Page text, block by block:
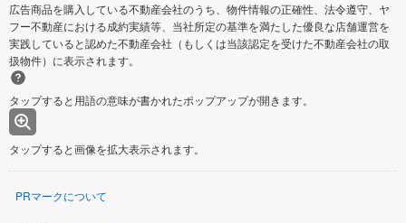
広告商品を購入している不動産会社のうち、物件情報の正確性、法令遵守、ヤ
フー不動産における成約実績等、当社所定の基準を満たした優良な店舗運営を
実践していると認めた不動産会社（もしくは当該認定を受けた不動産会社の取
扱物件）に表示されます。
タップすると用語の意味が書かれたポップアップが開きます。
タップすると画像を拡大表示されます。
PRマークについて